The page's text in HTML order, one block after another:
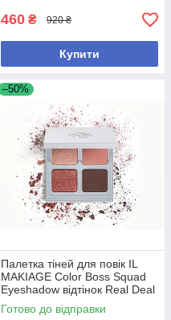
460 ₴ 920 ₴
Купити
–50%
Палетка тіней для повік IL
MAKIAGE Color Boss Squad
Eyeshadow відтінок Real Deal
Готово до відправки